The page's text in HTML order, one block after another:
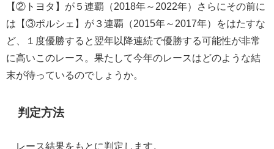
【②トヨタ】が５連覇（2018年～2022年）さらにその前に
は【③ポルシェ】が３連覇（2015年～2017年）をはたすな
ど、１度優勝すると翌年以降連続で優勝する可能性が非常
に高いこのレース。果たして今年のレースはどのような結
末が待っているのでしょうか。
判定方法
レース結果をもとに判定します。